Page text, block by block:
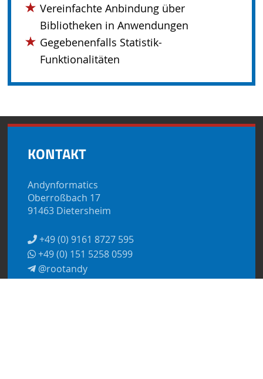
Vereinfachte Anbindung über
Bibliotheken in Anwendungen
Gegebenenfalls Statistik-
Funktionalitäten
KONTAKT
Andynformatics
Oberroßbach 17
91463 Dietersheim
+49 (0) 9161 8727 595
+49 (0) 151 5258 0599
@rootandy